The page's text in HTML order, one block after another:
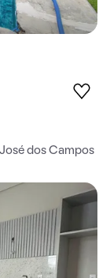
dos Campos